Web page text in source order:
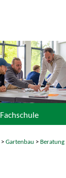
Fachschule
>Gartenbau > Beratung